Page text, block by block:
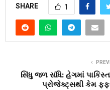
SHARE 1
સિંધુ જળ સંધિ: હેગમાં
પ્રોજેક્ટ્સથી કેમ